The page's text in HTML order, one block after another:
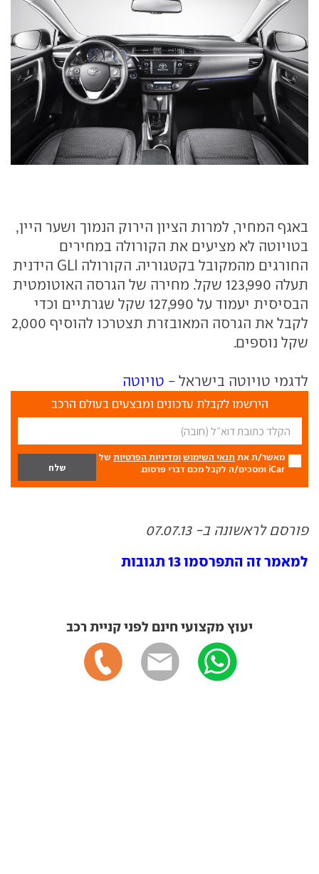
באגף המחיר, למרות הציון הירוק הנמוך ושער היין,
בטויוטה לא מציעים את הקורולה במחירים
החורגים מהמקובל בקטגוריה. הקורולה GLI הידנית
תעלה 123,990 שקל. מחירה של הגרסה האוטומטית
הבסיסית יעמוד על 127,990 שקל שגרתיים וכדי
לקבל את הגרסה המאובזרת תצטרכו להוסיף 2,000
שקל נוספים.
לדגמי טויוטה בישראל - טויוטה
הירשמו לקבלת עדכונים ומבצעים בעולם הרכב
מאשר/ת את תנאי השימוש ומדיניות הפרטיות של
iCar ומסכים/ה לקבל מכם דברי פרסום.
פורסם לראשונה ב- 07.07.13
למאמר זה התפרסמו 13 תגובות
יעוץ מקצועי חינם לפני קניית רכב